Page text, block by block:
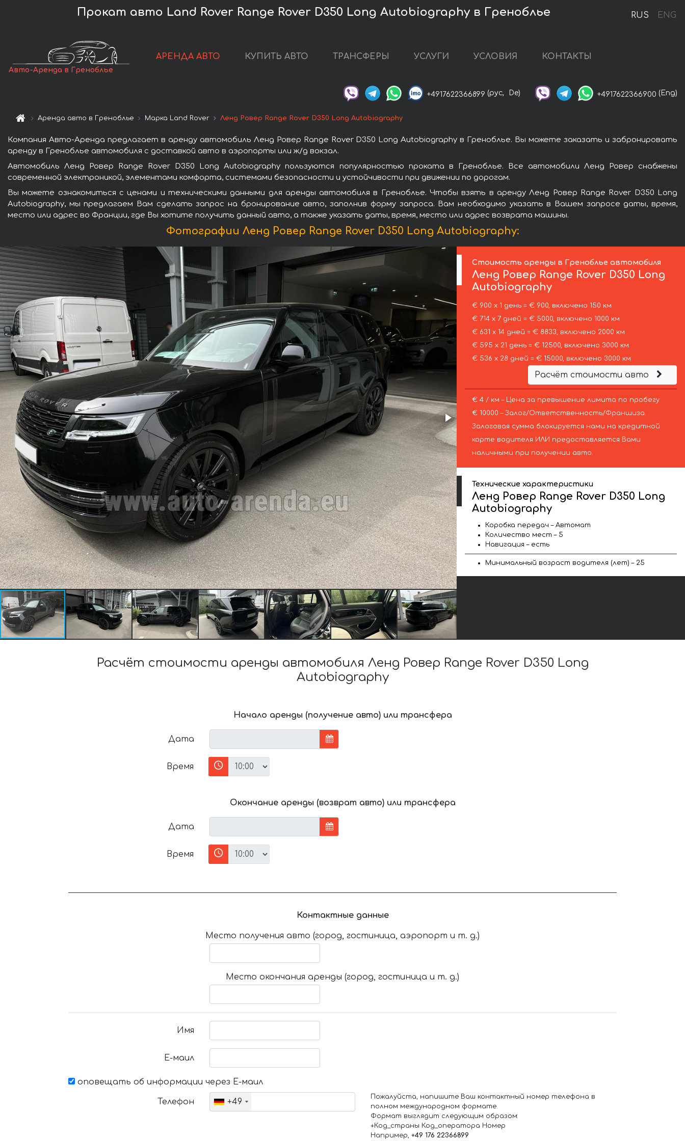
RUS ENG
Прокат авто Land Rover Range Rover D350 Long Autobiography в Греноблье
Авто-Аренда в Греноблье
АРЕНДА АВТО КУПИТЬ АВТО ТРАНСФЕРЫ УСЛУГИ УСЛОВИЯ КОНТАКТЫ
+4917622366899 (рус, De) +4917622366900 (Eng)
Аренда авто в Греноблье Марка Land Rover Ленд Ровер Range Rover D350 Long Autobiography
Компания Авто-Аренда предлагает в аренду автомобиль Ленд Ровер Range Rover D350 Long Autobiography в Греноблье. Вы можете заказать и забронировать
аренду в Греноблье автомобиля с доставкой авто в аэропорты или ж/д вокзал.
Автомобиль Ленд Ровер Range Rover D350 Long Autobiography пользуются популярностью проката в Греноблье. Все автомобили Ленд Ровер снабжены
современной электроникой, элементами комфорта, системами безопасности и устойчивости при движении по дорогам.
Вы можете ознакомиться с ценами и техническими данными для аренды автомобиля в Греноблье. Чтобы взять в аренду Ленд Ровер Range Rover D350 Long
Autobiography, мы предлагаем Вам сделать запрос на бронирование авто, заполнив форму запроса. Вам необходимо указать в Вашем запросе даты, время,
место или адрес во Франции, где Вы хотите получить данный авто, а также указать даты, время, место или адрес возврата машины.
Фотографии Ленд Ровер Range Rover D350 Long Autobiography:
Стоимость аренды в Греноблье автомобиля
Ленд Ровер Range Rover D350 Long
Autobiography
€ 900 х 1 день = € 900, включено 150 км
€ 714 х 7 дней = € 5000, включено 1000 км
€ 631 х 14 дней = € 8833, включено 2000 км
€ 595 х 21 день = € 12500, включено 3000 км
€ 536 х 28 дней = € 15000, включено 3000 км
Расчёт стоимости авто
€ 4 / км – Цена за превышение лимита по пробегу
€ 10000 – Залог/Ответственность/Франшиза.
Залоговая сумма блокируется нами на кредитной
карте водителя ИЛИ предоставляется Вами
наличными при получении авто.
Технические характеристики
Ленд Ровер Range Rover D350 Long
Autobiography
Коробка передач – Автомат
Количество мест – 5
Навигация – есть
Минимальный возраст водителя (лет) – 25
Расчёт стоимости аренды автомобиля Ленд Ровер Range Rover D350 Long
Autobiography
Начало аренды (получение авто) или трансфера
Дата
Время
Окончание аренды (возврат авто) или трансфера
Дата
Время
Контактные данные
Место получения авто (город, гостиница, аэропорт и т. д.)
Место окончания аренды (город, гостиница и т. д.)
Имя
Е-маил
оповещать об информации через Е-маил
Телефон +49
Пожалуйста, напишите Ваш контактный номер телефона в
полном международном формате.
Формат выглядит следующим образом:
+Код_страны Код_оператора Номер
Например, +49 176 22366899